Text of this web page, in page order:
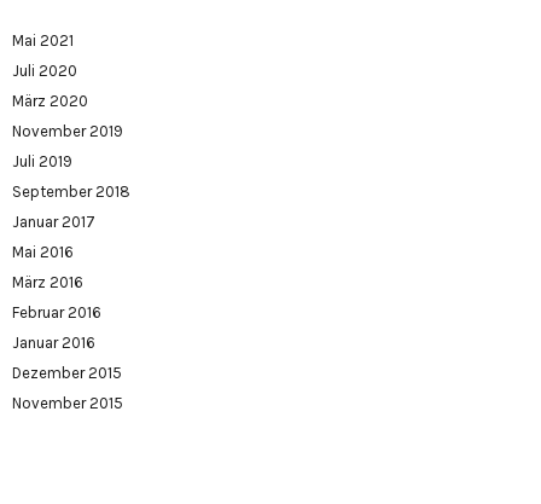
Mai 2021
Juli 2020
März 2020
November 2019
Juli 2019
September 2018
Januar 2017
Mai 2016
März 2016
Februar 2016
Januar 2016
Dezember 2015
November 2015